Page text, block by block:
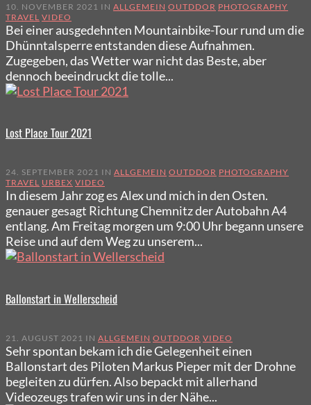
10. NOVEMBER 2021 IN ALLGEMEIN OUTDDOR PHOTOGRAPHY
TRAVEL VIDEO
Bei einer ausgedehnten Mountainbike-Tour rund um die
Dhünntalsperre entstanden diese Aufnahmen.
Zugegeben, das Wetter war nicht das Beste, aber
dennoch beeindruckt die tolle...
Lost Place Tour 2021
24. SEPTEMBER 2021 IN ALLGEMEIN OUTDDOR PHOTOGRAPHY
TRAVEL URBEX VIDEO
In diesem Jahr zog es Alex und mich in den Osten.
genauer gesagt Richtung Chemnitz der Autobahn A4
entlang. Am Freitag morgen um 9:00 Uhr begann unsere
Reise und auf dem Weg zu unserem...
Ballonstart in Wellerscheid
21. AUGUST 2021 IN ALLGEMEIN OUTDDOR VIDEO
Sehr spontan bekam ich die Gelegenheit einen
Ballonstart des Piloten Markus Pieper mit der Drohne
begleiten zu dürfen. Also bepackt mit allerhand
Videozeugs trafen wir uns in der Nähe...